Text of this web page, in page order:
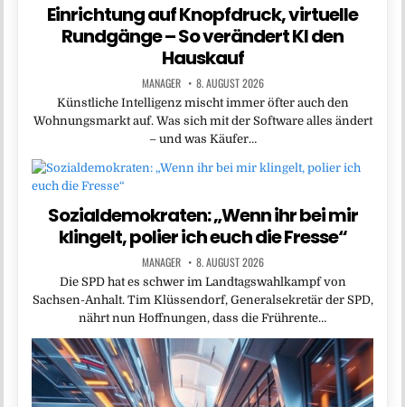
Einrichtung auf Knopfdruck, virtuelle
Rundgänge – So verändert KI den
Hauskauf
MANAGER 8. AUGUST 2026
Künstliche Intelligenz mischt immer öfter auch den
Wohnungsmarkt auf. Was sich mit der Software alles ändert
– und was Käufer…
Sozialdemokraten: „Wenn ihr bei mir
klingelt, polier ich euch die Fresse“
MANAGER 8. AUGUST 2026
Die SPD hat es schwer im Landtagswahlkampf von
Sachsen-Anhalt. Tim Klüssendorf, Generalsekretär der SPD,
nährt nun Hoffnungen, dass die Frührente…